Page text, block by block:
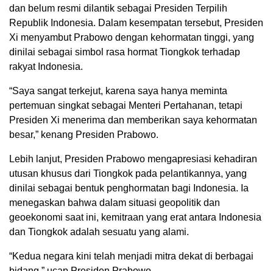
dan belum resmi dilantik sebagai Presiden Terpilih
Republik Indonesia. Dalam kesempatan tersebut, Presiden
Xi menyambut Prabowo dengan kehormatan tinggi, yang
dinilai sebagai simbol rasa hormat Tiongkok terhadap
rakyat Indonesia.
“Saya sangat terkejut, karena saya hanya meminta
pertemuan singkat sebagai Menteri Pertahanan, tetapi
Presiden Xi menerima dan memberikan saya kehormatan
besar,” kenang Presiden Prabowo.
Lebih lanjut, Presiden Prabowo mengapresiasi kehadiran
utusan khusus dari Tiongkok pada pelantikannya, yang
dinilai sebagai bentuk penghormatan bagi Indonesia. Ia
menegaskan bahwa dalam situasi geopolitik dan
geoekonomi saat ini, kemitraan yang erat antara Indonesia
dan Tiongkok adalah sesuatu yang alami.
“Kedua negara kini telah menjadi mitra dekat di berbagai